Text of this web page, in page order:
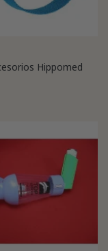
Hippomed